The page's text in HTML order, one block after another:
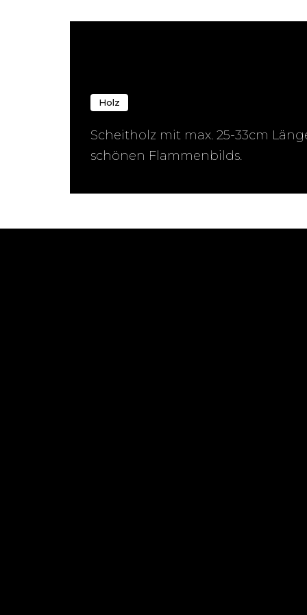
Holz
Scheitholz mit max. 25-33cm
schönen Flammenbilds.